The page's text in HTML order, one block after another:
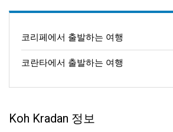
코리페에서 출발하는 여행
코란타에서 출발하는 여행
Koh Kradan 정보